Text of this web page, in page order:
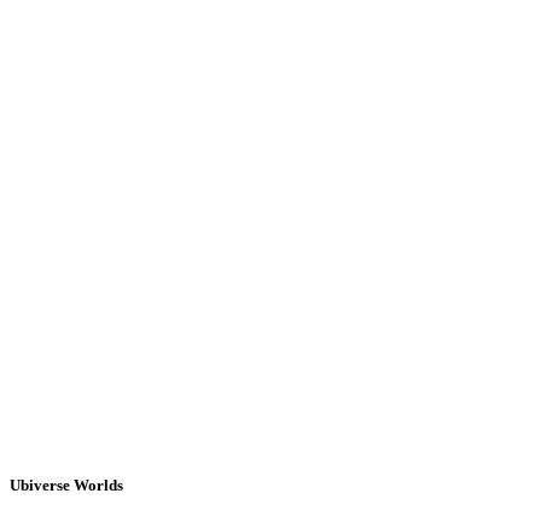
Ubiverse Worlds